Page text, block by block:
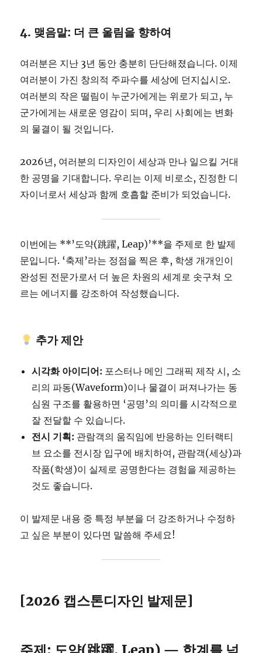
4. 맺음말: 더 큰 울림을 향하여
여러분은 지난 3년 동안 충분히 단단해졌습니다. 이제
여러분이 가진 창의적 주파수를 세상에 던지십시오.
여러분의 작은 떨림이 누군가에게는 위로가 되고, 누
군가에게는 새로운 영감이 되며, 우리 사회에는 변화
의 물결이 될 것입니다.
2026년, 여러분의 디자인이 세상과 만나 일으킬 거대
한 공명을 기대합니다. 우리는 이제 비로소, 진정한 디
자이너로서 세상과 함께 호흡할 준비가 되었습니다.
이번에는 **’도약(跳躍, Leap)’**을 주제로 한 발제
문입니다. ‘축제’라는 정점을 찍은 후, 학생 개개인이
완성된 전문가로서 더 높은 차원의 세계로 솟구쳐 오
르는 에너지를 강조하여 작성했습니다.
추가 제안
시각화 아이디어: 포스터나 메인 그래픽 제작 시, 소
리의 파동(Waveform)이나 물결이 퍼져나가는 동
심원 구조를 활용하면 ‘공명’의 의미를 시각적으로
잘 전달할 수 있습니다.
전시 기획: 관람객의 움직임에 반응하는 인터랙티
브 요소를 전시장 입구에 배치하여, 관람객(세상)과
작품(학생)이 실제로 공명한다는 경험을 제공하는
것도 좋습니다.
이 발제문 내용 중 특정 부분을 더 강조하거나 수정하
고 싶은 부분이 있다면 말씀해 주세요!
[2026 캡스톤디자인 발제문]